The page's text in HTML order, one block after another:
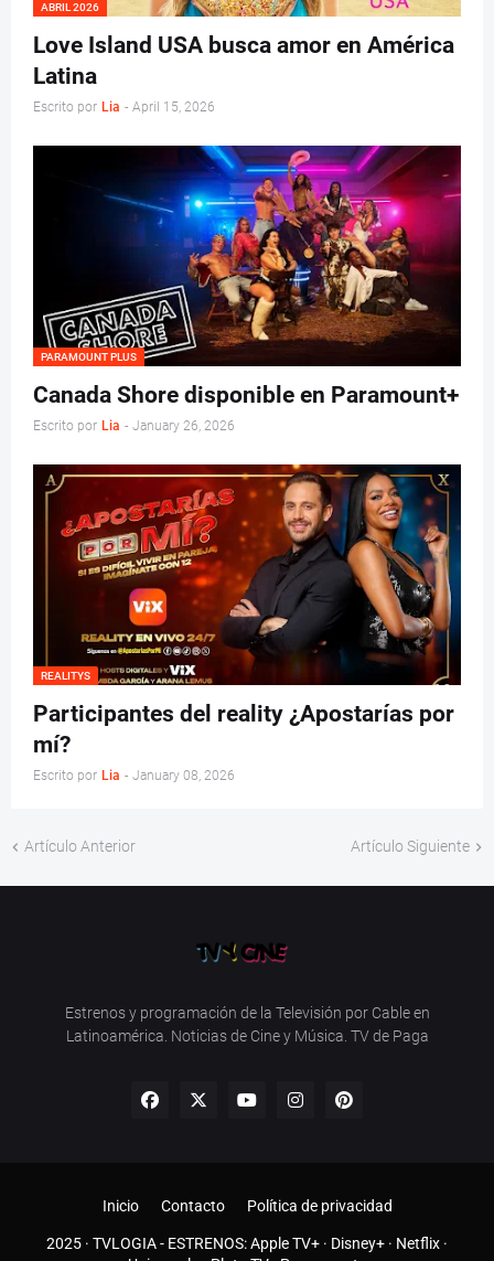
ABRIL 2026
Love Island USA busca amor en América
Latina
Escrito por Lia - April 15, 2026
PARAMOUNT PLUS
Canada Shore disponible en Paramount+
Escrito por Lia - January 26, 2026
REALITYS
Participantes del reality ¿Apostarías por
mí?
Escrito por Lia - January 08, 2026
Artículo Anterior Artículo Siguiente
Estrenos y programación de la Televisión por Cable en
Latinoamérica. Noticias de Cine y Música. TV de Paga
2025 · TVLOGIA- ESTRENOS:Apple TV+ · Disney+ · Netflix ·
Inicio Contacto Política de privacidad